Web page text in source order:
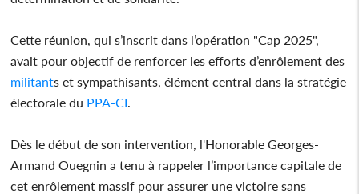
Cette réunion, qui s’inscrit dans l’opération "Cap 2025",
avait pour objectif de renforcer les efforts d’enrôlement des
militants et sympathisants, élément central dans la stratégie
électorale du PPA-CI.
Dès le début de son intervention, l'Honorable Georges-
Armand Ouegnin a tenu à rappeler l’importance capitale de
cet enrôlement massif pour assurer une victoire sans